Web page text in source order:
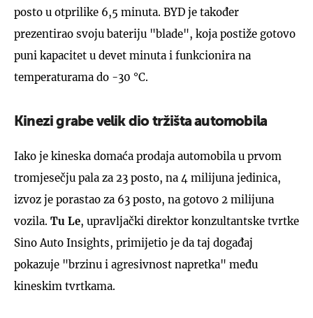
posto u otprilike 6,5 minuta. BYD je također
prezentirao svoju bateriju "blade", koja postiže gotovo
puni kapacitet u devet minuta i funkcionira na
temperaturama do -30 °C.
Kinezi grabe velik dio tržišta automobila
Iako je kineska domaća prodaja automobila u prvom
tromjesečju pala za 23 posto, na 4 milijuna jedinica,
izvoz je porastao za 63 posto, na gotovo 2 milijuna
vozila. Tu Le, upravljački direktor konzultantske tvrtke
Sino Auto Insights, primijetio je da taj događaj
pokazuje "brzinu i agresivnost napretka" među
kineskim tvrtkama.